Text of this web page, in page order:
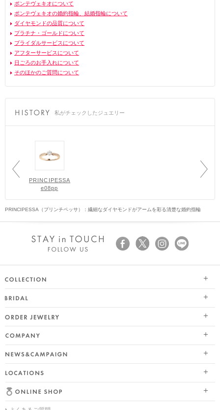
ポンテヴェキオについて
ポンテヴェキオの婚約指輪、結婚指輪について
ダイヤモンドの品質について
プラチナ・ゴールドについて
ブライダルサービスについて
アフターサービスについて
日ごろのお手入れについて
そのほかのご質問について
私がチェックしたジュエリー
PRINCIPESSA
e08pp
PRINCIPESSA（プリンチペッサ）：繊細なダイヤモンドがアームを彩る清楚な婚約指輪
SEASON COLLECTION（シーズンコレクション）
ETERNO FAMILY（エテルノ・ファミリー）
PURE PLATINUM 999（ピュアプラチナ999）
LIMITED COLLECTION（リミテッドコレクション）
BACI（バチ／一粒ダイヤモンドジュエリー）
ブライダル トップ
婚約指輪（エンゲージリング）
結婚指輪（マリッジリング）
レイヤード特集
HAPPY HEARTの魅力
オーダージュエリー
会社情報 トップ
ブランドスローガン
ブランドポジション
ニュース&キャンペーン
店舗情報